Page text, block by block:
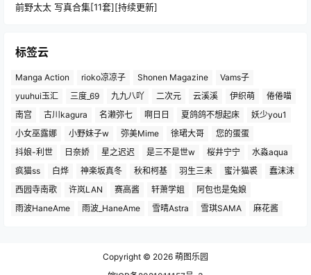
前野太太 写真合集[11套][持续更新]
标签云
Manga Action rioko凉凉子 Shonen Magazine
Vams子
yuuhui玉汇
三度_69 九九八吖 二次元 云溪溪 伊织萌
倦倦喵
南宫
古川kagura 名濑弥七 啊日日 夏鸽鸽不想起床
妖少you1
小女巫露娜
小野妹子w 弥美Mime 徐珺大哥
您的蛋蛋
抖娘-利世
日奈娇 星之迟迟 是三不是世w 桜井宁宁
水淼aqua
疯猫ss
白烨 神楽坂真冬 秋和柯基 羽生三未 蜜汁猫裘
蠢沫沫
西园寺南歌
许岚LAN 赛高酱 轩萧学姐
阿包也是兔娘
雨波HaneAme
雨波_HaneAme 雪晴Astra 雪琪SAMA 麻花酱
Copyright © 2026 萌图乐园